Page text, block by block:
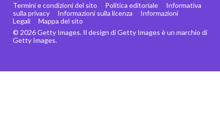
© 2026 Getty Images. Il design di Getty Images è un marchio di
Getty Images.
Termini e condizioni del sito Politica editoriale
Informativa
sulla privacy
Informazioni sulla licenza
Informazioni
Legali
Mappa del sito